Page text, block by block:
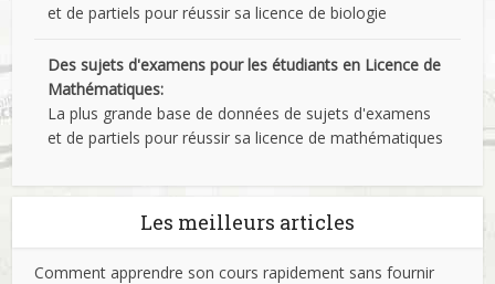
et de partiels pour réussir sa licence de biologie
Des sujets d'examens pour les étudiants en Licence de
Mathématiques:
La plus grande base de données de sujets d'examens
et de partiels pour réussir sa licence de mathématiques
Les meilleurs articles
Comment apprendre son cours rapidement sans fournir